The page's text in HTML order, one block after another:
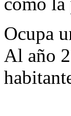
Ocupa
Al año